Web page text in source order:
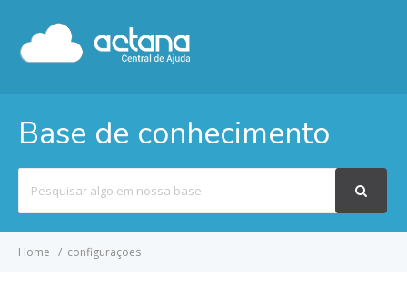
Base de conhecimento
por
Home configuraçoes